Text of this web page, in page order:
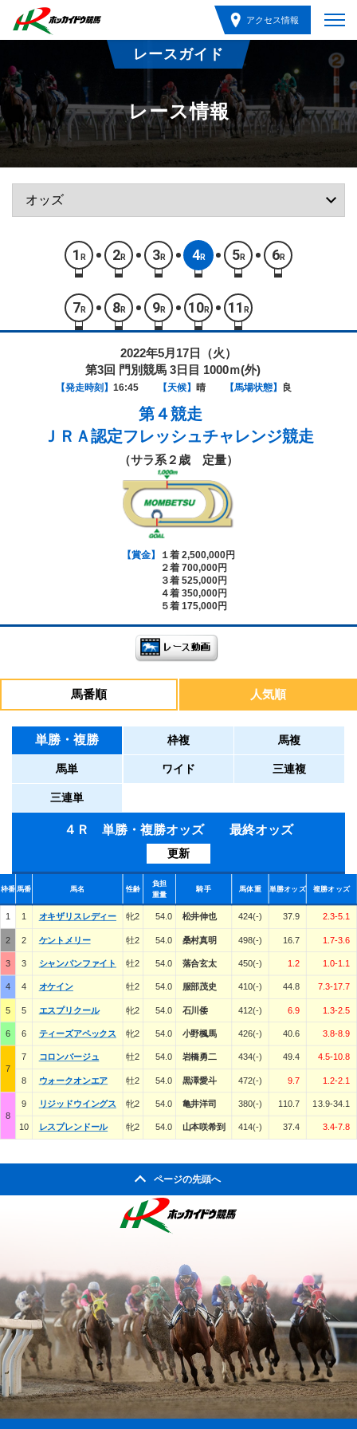
アクセス情報
レースガイド
レース情報
1 R 2R 3R 4R 5R 6R
7 R 8R 9R 10R 11 R
2022年5月17日（火）
第3回 門別競馬 3日目 1000ｍ(外)
【発走時刻】 16:45 【天候】 晴 【馬場状態】 良
第４競走
ＪＲＡ認定フレッシュチャレンジ競走
（サラ系２歳 定量）
【賞金】
１着 2,500,000円
２着 700,000円
３着 525,000円
４着 350,000円
５着 175,000円
馬番順 人気順
単勝・複勝 枠複 馬複
馬単 ワイド 三連複
三連単
４Ｒ 単勝・複勝オッズ 最終オッズ
更新
枠番馬番 馬名 性齢
負担
重量
騎手 馬体重 単勝オッズ 複勝オッズ
1 1 オキザリスレディー 牝2 54.0 松井伸也 424(-) 37.9 2.3-5.1
2 2 ケントメリー 牡2 54.0 桑村真明 498(-) 16.7 1.7-3.6
3 3 シャンパンファイト 牡2 54.0 落合玄太 450(-) 1.2 1.0-1.1
4 4 オケイン 牡2 54.0 服部茂史 410(-) 44.8 7.3-17.7
5 5 エスプリクール 牝2 54.0 石川倭 412(-) 6.9 1.3-2.5
6 6 ティーズアペックス 牝2 54.0 小野楓馬 426(-) 40.6 3.8-8.9
7
7 コロンバージュ 牡2 54.0 岩橋勇二 434(-) 49.4 4.5-10.8
8 ウォークオンエア 牡2 54.0 黒澤愛斗 472(-) 9.7 1.2-2.1
8
9 リジッドウイングス 牝2 54.0 亀井洋司 380(-) 110.7 13.9-34.1
10 レスプレンドール 牝2 54.0 山本咲希到 414(-) 37.4 3.4-7.8
ページの先頭へ